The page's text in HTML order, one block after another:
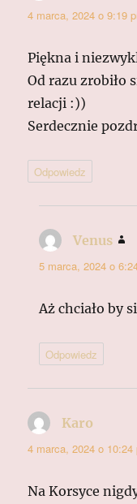
4 marca, 2024 o 9:19
Piękna i
Od razu zrobiło
relacji :))
Serdecznie
Odpowiedz
Venus
5 marca, 2024 o
Aż chciało by
Odpowiedz
Karo
4 marca, 2024 o 10:24
Na Korsyce